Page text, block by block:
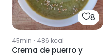
8
45min · 486 kcal
Crema de puerro y